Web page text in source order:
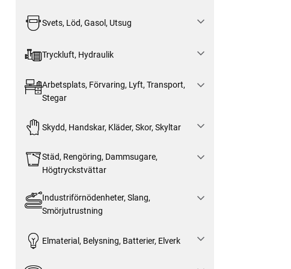
Svets, Löd, Gasol, Utsug
Tryckluft, Hydraulik
Arbetsplats, Förvaring, Lyft, Transport,
Stegar
Skydd, Handskar, Kläder, Skor, Skyltar
Städ, Rengöring, Dammsugare,
Högtryckstvättar
Industriförnödenheter, Slang,
Smörjutrustning
Elmaterial, Belysning, Batterier, Elverk